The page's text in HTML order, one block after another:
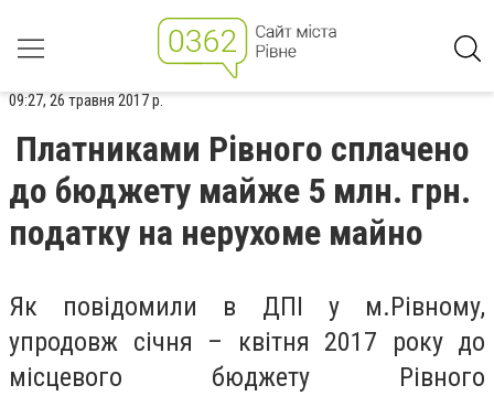
09:27, 26 травня 2017 р.
Платниками Рівного сплачено
до бюджету майже 5 млн. грн.
податку на нерухоме майно
Як повідомили в ДПІ у м.Рівному,
упродовж січня – квітня 2017 року до
місцевого бюджету Рівного